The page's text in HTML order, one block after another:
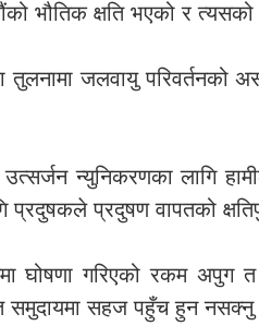
भौतिक क्षति भएको र
तुलनामा जलवायु परिवर्तनको
न्युनिकरणका लागि
प्रदुषण वापतको
घोषणा गरिएको रकम
समुदायमा सहज पहुँच हुन